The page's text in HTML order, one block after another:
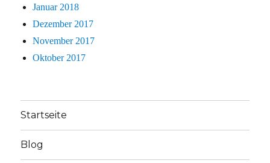
Januar 2018
Dezember 2017
November 2017
Oktober 2017
Startseite
Blog